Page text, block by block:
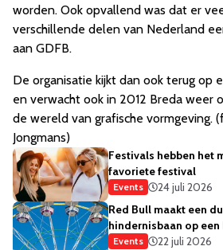
worden. Ook opvallend was dat er
verschillende delen van Nederland
aan GDFB.
De organisatie kijkt dan ook terug op
en verwacht ook in 2012 Breda weer
de wereld van grafische vormgeving.
Jongmans)
Festivals hebben het
favoriete festival
Events
24 juli 2026
Red Bull maakt een
hindernisbaan op
Events
22 juli 2026